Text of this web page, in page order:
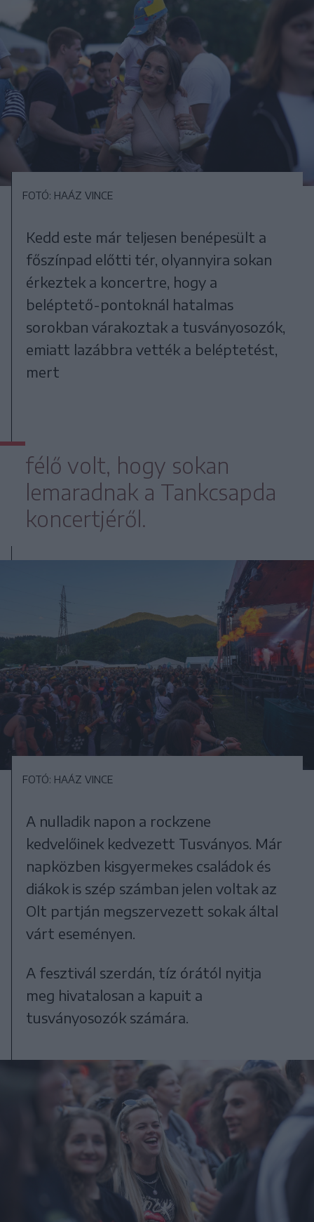
FOTÓ: HAÁZ VINCE
Kedd este már teljesen benépesült a
főszínpad előtti tér, olyannyira sokan
érkeztek a koncertre, hogy a
beléptető-pontoknál hatalmas
sorokban várakoztak a tusványosozók,
emiatt lazábbra vették a beléptetést,
mert
félő volt, hogy sokan
lemaradnak a Tankcsapda
koncertjéről.
FOTÓ: HAÁZ VINCE
A nulladik napon a rockzene
kedvelőinek kedvezett Tusványos. Már
napközben kisgyermekes családok és
diákok is szép számban jelen voltak az
Olt partján megszervezett sokak által
várt eseményen.
A fesztivál szerdán, tíz órától nyitja
meg hivatalosan a kapuit a
tusványosozók számára.